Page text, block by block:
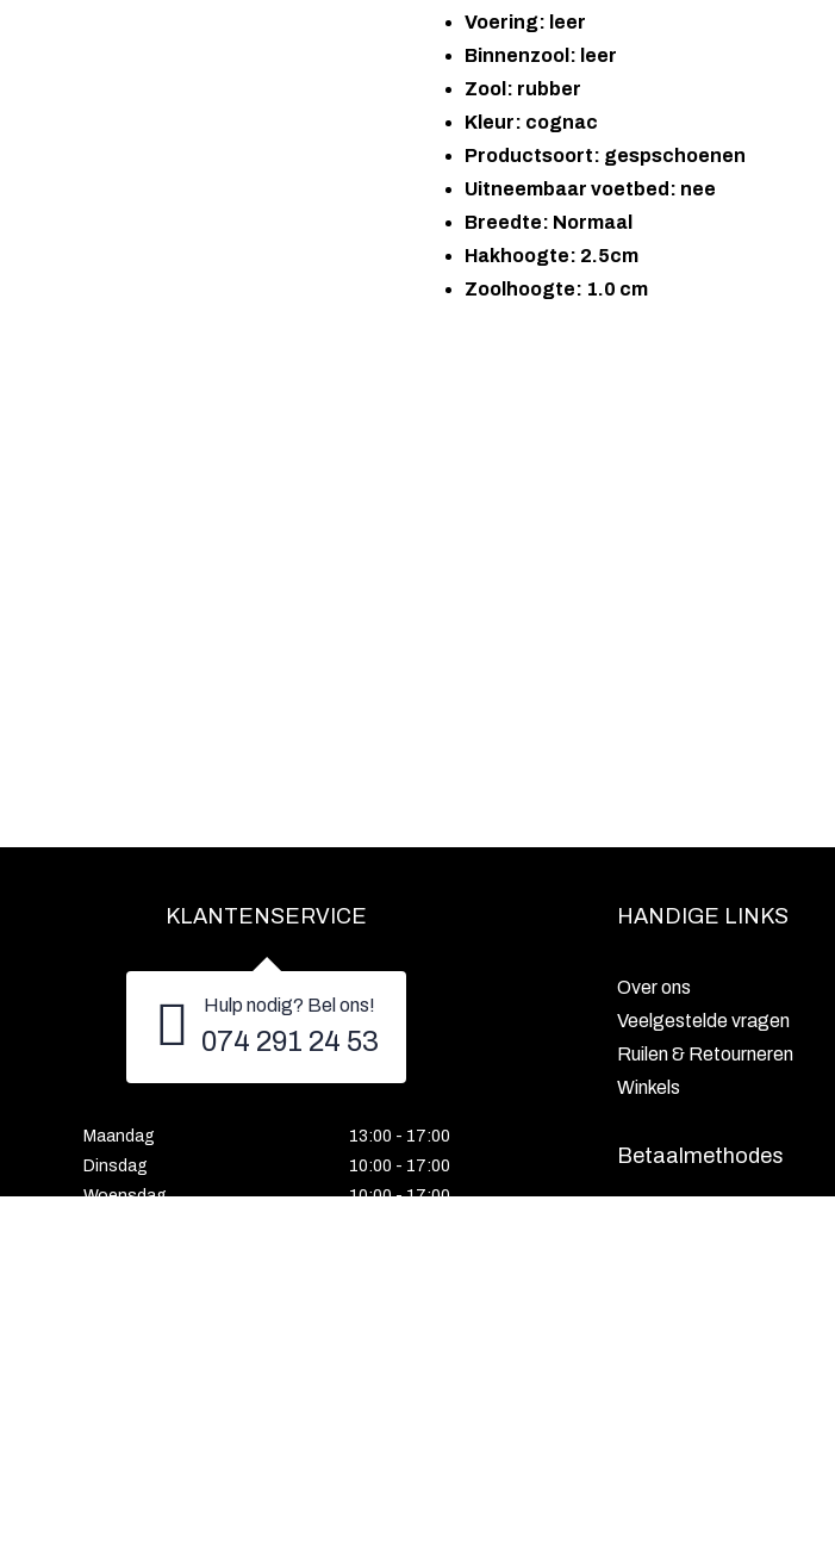
Voering: leer
Binnenzool: leer
Zool: rubber
Kleur: cognac
Productsoort: gespschoenen
Uitneembaar voetbed: nee
Breedte: Normaal
Hakhoogte: 2.5cm
Zoolhoogte: 1.0 cm
KLANTENSERVICE
Hulp nodig? Bel ons!
074 291 24 53
Maandag
13:00 - 17:00
Dinsdag
10:00 - 17:00
Woensdag
10:00 - 17:00
HANDIGE LINKS
Over ons
Veelgestelde vragen
Ruilen & Retourneren
Winkels
Betaalmethodes